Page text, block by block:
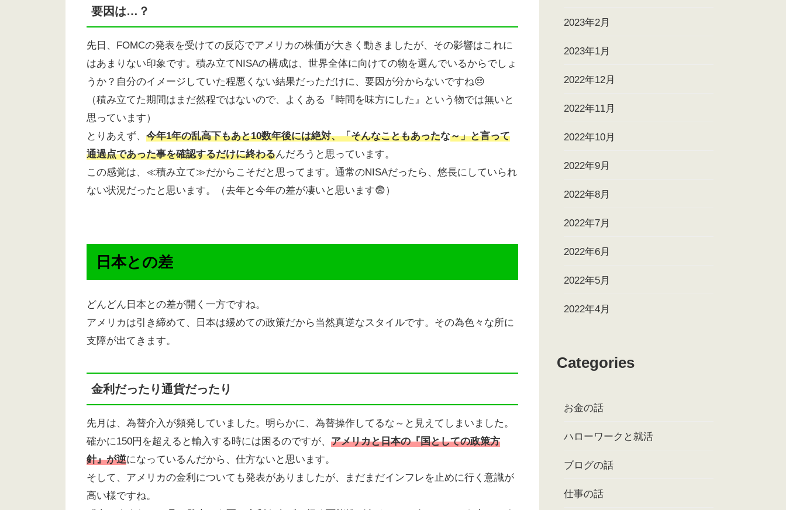
要因は…？
先日、FOMCの発表を受けての反応でアメリカの株価が大きく動きましたが、その影響はこれに
はあまりない印象です。積み立てNISAの構成は、世界全体に向けての物を選んでいるからでしょ
うか？自分のイメージしていた程悪くない結果だっただけに、要因が分からないですね😔
（積み立てた期間はまだ然程ではないので、よくある『時間を味方にした』という物では無いと
思っています）
とりあえず、 今年1年の乱高下もあと10数年後には絶対、「そんなこともあったな～」と言って
通過点であった事を確認するだけに終わるんだろうと思っています。
この感覚は、≪積み立て≫だからこそだと思ってます。通常のNISAだったら、悠長にしていられ
ない状況だったと思います。（去年と今年の差が凄いと思います😨）
日本との差
どんどん日本との差が開く一方ですね。
アメリカは引き締めて、日本は緩めての政策だから当然真逆なスタイルです。その為色々な所に
支障が出てきます。
金利だったり通貨だったり
先月は、為替介入が頻発していました。明らかに、為替操作してるな～と見えてしまいました。
確かに150円を超えると輸入する時には困るのですが、 アメリカと日本の『国としての政策方
針』が逆になっているんだから、仕方ないと思います。
そして、アメリカの金利についても発表がありましたが、まだまだインフレを止めに行く意識が
高い様ですね。
2023年2月
2023年1月
2022年12月
2022年11月
2022年10月
2022年9月
2022年8月
2022年7月
2022年6月
2022年5月
2022年4月
Categories
お金の話
ハローワークと就活
ブログの話
仕事の話